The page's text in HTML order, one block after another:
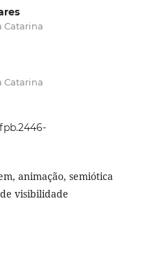
Catarina
Catarina
animação, semiótica
visibilidade